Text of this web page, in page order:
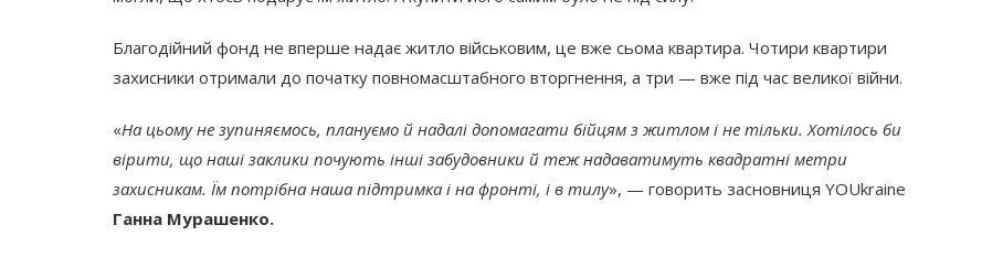
Благодійний фонд не вперше надає житло військовим, це вже сьома квартира. Чотири квартири
захисники отримали до початку повномасштабного вторгнення, а три — вже під час великої війни.
«На цьому не зупиняємось, плануємо й надалі допомагати бійцям з житлом і не тільки. Хотілось би
вірити, що наші заклики почують інші забудовники й теж надаватимуть квадратні метри
захисникам. Їм потрібна наша підтримка і на фронті, і в тилу», — говорить засновниця YOUkraine
Ганна Мурашенко.